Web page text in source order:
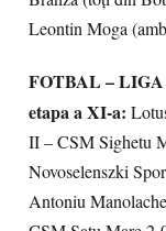
Leontin Moga
FOTBAL – LIGA
etapa a XI-a:
II – CSM Sighetu
Novoselenszki
Antoniu